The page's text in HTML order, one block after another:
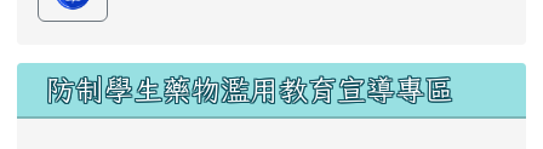
防制學生藥物濫用教育宣導專區